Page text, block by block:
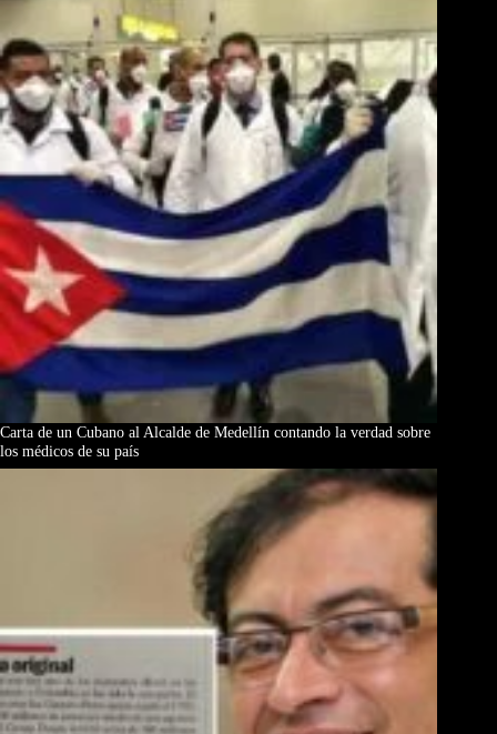
Carta de un Cubano al Alcalde de Medellín contando la verdad sobre
los médicos de su país